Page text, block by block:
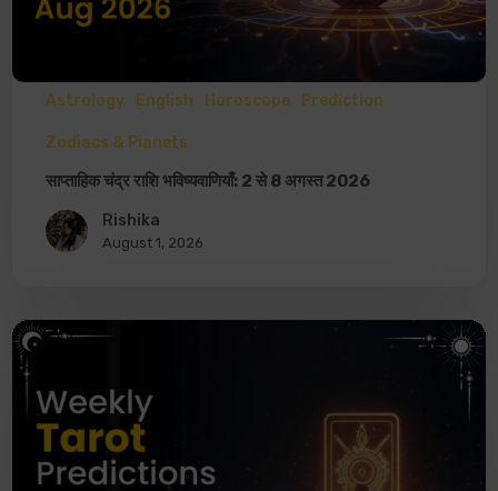
Astrology English Horoscope Prediction
Zodiacs & Planets
साप्ताहिक चंद्र राशि भविष्यवाणियाँ: 2 से 8 अगस्त 2026
Rishika
August 1, 2026